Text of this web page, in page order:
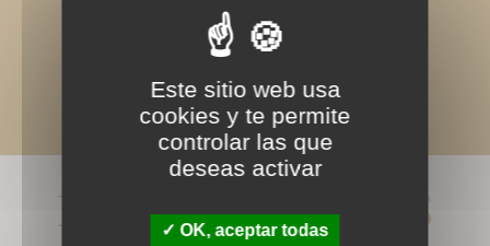
LIVRES ASSOCIÉS
Este sitio web usa
cookies y te permite
controlar las que
deseas activar
OK, aceptar todas